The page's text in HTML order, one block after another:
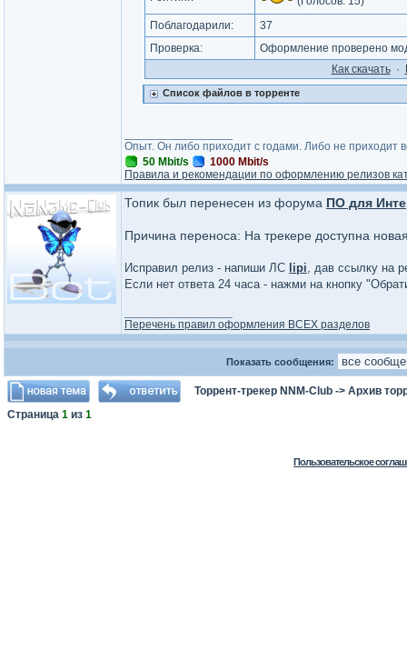
Поблагодарили:
37
Проверка:
Оформление проверено
Как cкачать·
Список файлов в торренте
Опыт. Он либо приходит с годами. Либо не приходит
50 Mbit/s
1000 Mbit/s
Правила и рекомендации по оформлению релизов
Топик был перенесен из форума ПО для
Причина переноса: На трекере доступна
Исправил релиз - напиши ЛС lipi, дав ссылку на
Если нет ответа 24 часа - нажми на кнопку
Перечень правил оформления ВСЕХ разделов
Показать сообщения:
Торрент-трекер NNM-Club -> Архив
Страница 1 из 1
Пользовательское